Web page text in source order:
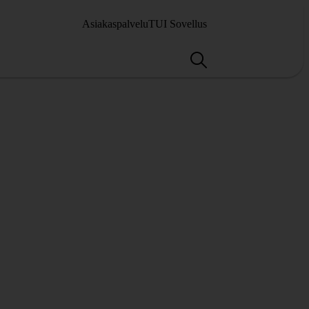
AsiakaspalveluTUI Sovellus